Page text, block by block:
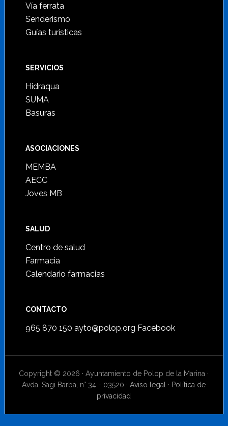
Vía ferrata
Senderismo
Guías turísticas
SERVICIOS
Hidraqua
SUMA
Basuras
ASOCIACIONES
MEMBA
AECC
Joves MB
SALUD
Centro de salud
Farmacia
Calendario farmacias
CONTACTO
965 870 150 ayto@polop.org Facebook
Copyright © 2026 · Ayuntamiento de Polop de la Marina ·
Avda. Sagi Barba, n° 34 - 03520 ·Aviso legal · Política de
privacidad